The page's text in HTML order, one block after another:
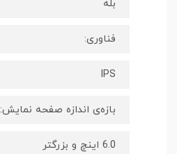
بله
فناوری:
IPS
بازه‌ی اندازه صفحه نمایش:
6.0 اینچ و بزرگتر